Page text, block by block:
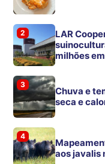
2
LAR
milhões
3
Chuva e
seca e
4
aos javalis